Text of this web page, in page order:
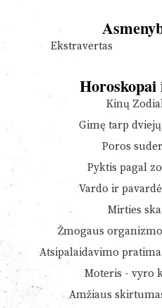
Ekstravertas
Kinų
Gimę tarp
Poros
Pyktis pagal
Vardo ir
Mirties
Žmogaus
Atsipalaidavimo
Moteris - vyro
Amžiaus